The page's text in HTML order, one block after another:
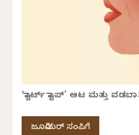
‘ಸ್ಟಾರ್ಟ್ ಸ್ಟಾಪ್’ ಆಟ ಮತ್ತು
ಜೂನಿಯರ್ ಸಂಪಿಗೆ